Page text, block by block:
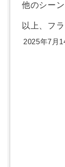
他のシー
以上、フ
2025年7月